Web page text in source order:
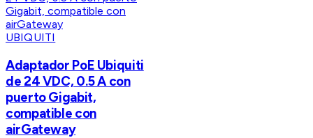
UBIQUITI
Adaptador PoE Ubiquiti
de 24 VDC, 0.5 A con
puerto Gigabit,
compatible con
airGateway